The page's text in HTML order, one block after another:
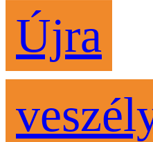
Újra